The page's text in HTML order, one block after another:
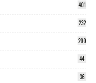
401
232
200
44
36